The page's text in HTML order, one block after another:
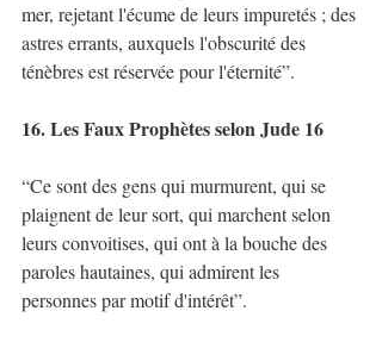
mer, rejetant l'écume de leurs impuretés ; des
astres errants, auxquels l'obscurité des
ténèbres est réservée pour l'éternité”.
16. Les Faux Prophètes selon Jude 16
“Ce sont des gens qui murmurent, qui se
plaignent de leur sort, qui marchent selon
leurs convoitises, qui ont à la bouche des
paroles hautaines, qui admirent les
personnes par motif d'intérêt”.